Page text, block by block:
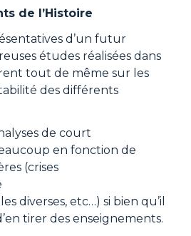
de l’Histoire
d’un futur
études réalisées dans
tout de même sur les
des différents
de court
en fonction de
(crises
diverses, etc…) si bien qu’il
tirer des enseignements.